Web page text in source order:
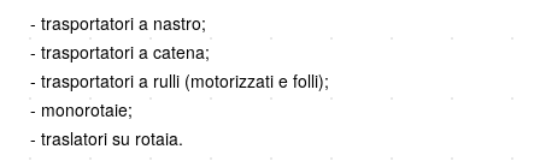
- trasportatori a nastro;
- trasportatori a catena;
- trasportatori a rulli (motorizzati e folli);
- monorotaie;
- traslatori su rotaia.